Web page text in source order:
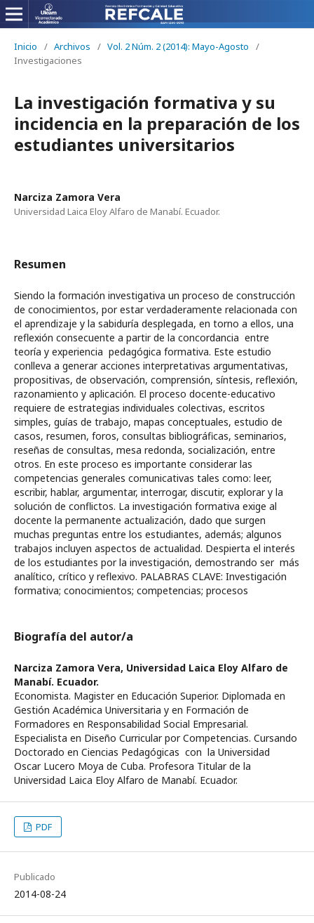
Inicio / Archivos / Vol. 2 Núm. 2 (2014): Mayo-Agosto
/
Investigaciones
La investigación formativa y su
incidencia en la preparación de los
estudiantes universitarios
Narciza Zamora Vera
Universidad Laica Eloy Alfaro de Manabí. Ecuador.
Resumen
Siendo la formación investigativa un proceso de construcción
de conocimientos, por estar verdaderamente relacionada con
el aprendizaje y la sabiduría desplegada, en torno a ellos, una
reflexión consecuente a partir de la concordancia entre
teoría y experiencia pedagógica formativa. Este estudio
conlleva a generar acciones interpretativas argumentativas,
propositivas, de observación, comprensión, síntesis, reflexión,
razonamiento y aplicación. El proceso docente-educativo
requiere de estrategias individuales colectivas, escritos
simples, guías de trabajo, mapas conceptuales, estudio de
casos, resumen, foros, consultas bibliográficas, seminarios,
reseñas de consultas, mesa redonda, socialización, entre
otros. En este proceso es importante considerar las
competencias generales comunicativas tales como: leer,
escribir, hablar, argumentar, interrogar, discutir, explorar y la
solución de conflictos. La investigación formativa exige al
docente la permanente actualización, dado que surgen
muchas preguntas entre los estudiantes, además; algunos
trabajos incluyen aspectos de actualidad. Despierta el interés
de los estudiantes por la investigación, demostrando ser más
analítico, crítico y reflexivo. PALABRAS CLAVE: Investigación
formativa; conocimientos; competencias; procesos
Biografía del autor/a
Narciza Zamora Vera, Universidad Laica Eloy Alfaro de
Manabí. Ecuador.
Economista. Magister en Educación Superior. Diplomada en
Gestión Académica Universitaria y en Formación de
Formadores en Responsabilidad Social Empresarial.
Especialista en Diseño Curricular por Competencias. Cursando
Doctorado en Ciencias Pedagógicas con la Universidad
Oscar Lucero Moya de Cuba. Profesora Titular de la
Universidad Laica Eloy Alfaro de Manabí. Ecuador.
PDF
Publicado
2014-08-24